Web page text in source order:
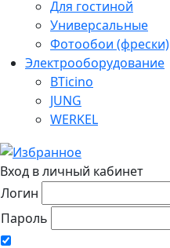
Для гостиной
Универсальные
Фотообои (фрески)
Электрооборудование
BTicino
JUNG
WERKEL
Вход в личный кабинет
Логин
Пароль